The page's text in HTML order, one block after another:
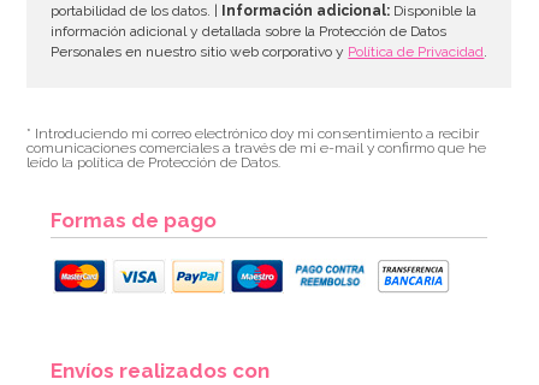
portabilidad de los datos. |
Información adicional: Disponible la
información adicional y detallada sobre la Protección de Datos
Personales en nuestro sitio web corporativo y Política de Privacidad.
* Introduciendo mi correo electrónico doy mi consentimiento a recibir
comunicaciones comerciales a través de mi e-mail y confirmo que he
leído la política de Protección de Datos.
Formas de pago
Envíos realizados con